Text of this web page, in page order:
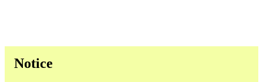
Notice